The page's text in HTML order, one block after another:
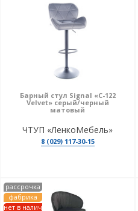
Барный стул Signal «C-122
Velvet» серый/черный
матовый
ЧТУП «ЛенкоМебель»
8 (029) 117-30-15
рассрочка
фабрика
нет в налич